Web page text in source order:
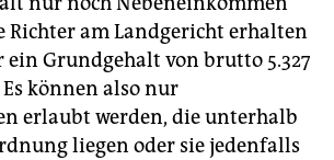
Richter am Landgericht erhalten
ein Grundgehalt von brutto 5.327
können also nur
erlaubt werden, die unterhalb
liegen oder sie jedenfalls